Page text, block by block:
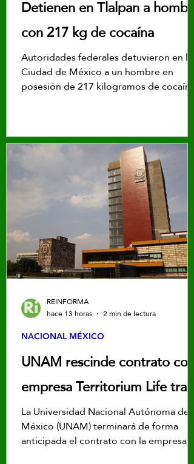
Detienen en Tlalpan a hombre
con 217 kg de cocaína
Autoridades federales detuvieron en la
Ciudad de México a un hombre en
posesión de 217 kilogramos de cocaína.
UNAM rescinde contrato con
empresa Territorium Life tras
crisis en el examen de ingreso
La Universidad Nacional Autónoma de
México (UNAM) terminará de forma
anticipada el contrato con la empresa
NACIONAL MÉXICO
REINFORMA
hace 13 horas
2 min de lectura